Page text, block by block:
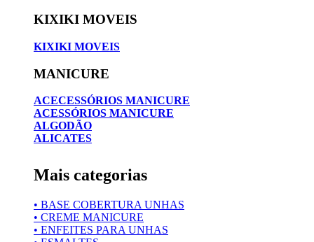
KIXIKI MOVEIS
KIXIKI MOVEIS
MANICURE
ACECESSÓRIOS MANICURE
ACESSÓRIOS MANICURE
ALGODÃO
ALICATES
Mais categorias
• BASE COBERTURA UNHAS
• CREME MANICURE
• ENFEITES PARA UNHAS